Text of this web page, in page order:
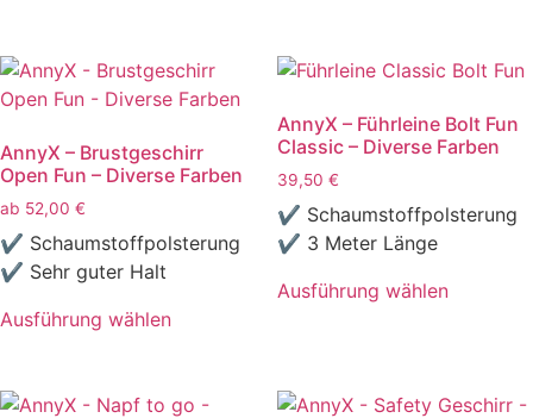
Varianten
auf.
Optionen
können
auf
der
Produktseite
werden
weist
Varianten
auf.
Die
Optionen
können
der
AnnyX – Brustgeschirr
Open Fun – Diverse Farben
ab 52,00 €
✔ Schaumstoffpolsterung
✔ Sehr guter Halt
Ausführung wählen
weist
AnnyX – Führleine Bolt Fun
Classic – Diverse Farben
39,50 €
✔ Schaumstoffpolsterung
✔ 3 Meter Länge
Ausführung wählen
mehrere